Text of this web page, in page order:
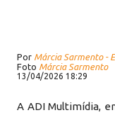
Por Márcia Sarmento -
Foto Márcia Sarmento
13/04/2026 18:29
A ADI Multimídia,